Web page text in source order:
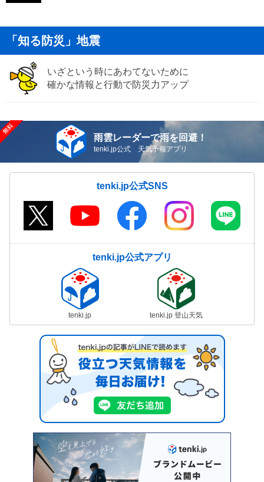
「知る防災」地震
いざという時にあわてないために
確かな情報と行動で防災力アップ
雨雲レーダーで雨を回避！
tenki.jp公式 天気予報アプリ
tenki.jp公式SNS
tenki.jp公式アプリ
tenki.jp tenki.jp 登山天気